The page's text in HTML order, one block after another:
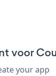
voor
your app